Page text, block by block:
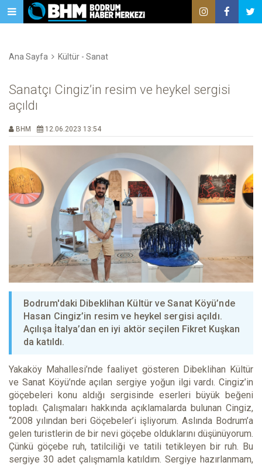
Ana Sayfa Kültür - Sanat
Sanatçı Cingiz’in resim ve heykel sergisi
açıldı
BHM 12.06.2023 13:54
Bodrum'daki Dibeklihan Kültür ve Sanat Köyü’nde
Hasan Cingiz’in resim ve heykel sergisi açıldı.
Açılışa İtalya’dan en iyi aktör seçilen Fikret Kuşkan
da katıldı.
Yakaköy Mahallesi’nde faaliyet gösteren Dibeklihan Kültür
ve Sanat Köyü’nde açılan sergiye yoğun ilgi vardı. Cingiz’in
göçebeleri konu aldığı sergisinde eserleri büyük beğeni
topladı. Çalışmaları hakkında açıklamalarda bulunan Cingiz,
“2008 yılından beri Göçebeler’i işliyorum. Aslında Bodrum’a
gelen turistlerin de bir nevi göçebe olduklarını düşünüyorum.
Çünkü göçebe ruh, tatilciliği ve tatili tetikleyen bir ruh. Bu
sergiye 30 adet çalışmamla katıldım. Sergiye hazırlanmam,